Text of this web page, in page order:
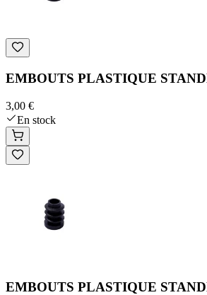
EMBOUTS PLASTIQUE
3,00 €
En stock
EMBOUTS PLASTIQUE